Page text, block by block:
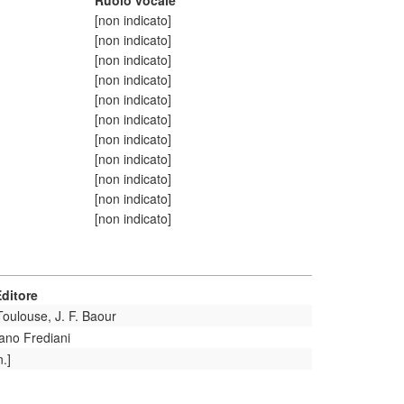
[non indicato]
[non indicato]
[non indicato]
[non indicato]
[non indicato]
[non indicato]
[non indicato]
[non indicato]
[non indicato]
[non indicato]
[non indicato]
J. F. Baour
Frediani